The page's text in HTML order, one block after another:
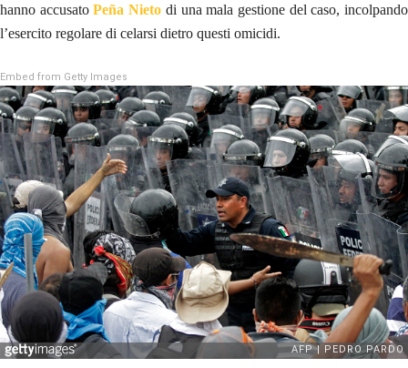
hanno accusatoPeña Nieto di una mala gestione del caso, incolpando
l’esercito regolare di celarsi dietro questi omicidi.
Embed from Getty Images